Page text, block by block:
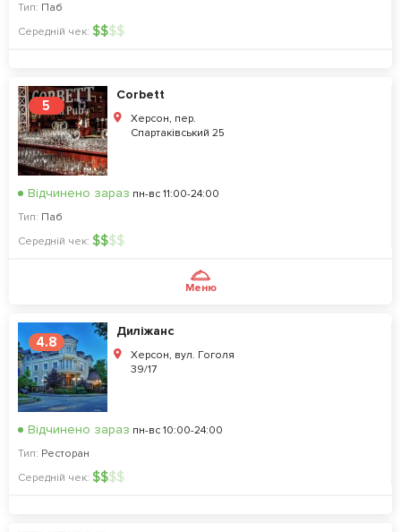
Тип: Паб
Середній чек: $$$$
5
Corbett
Херсон, пер.
Спартаківський 25
Відчинено зараз пн-вс 11:00-24:00
Тип: Паб
Середній чек: $$$$
Меню
4.8
Диліжанс
Херсон, вул. Гоголя
39/17
Відчинено зараз пн-вс 10:00-24:00
Тип: Ресторан
Середній чек: $$$$